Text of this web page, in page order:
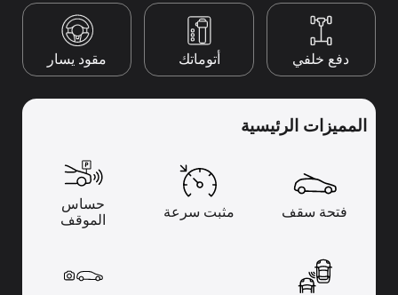
دفع خلفي أتوماتك مقود يسار
المميزات الرئيسية
فتحة سقف مثبت سرعة
حساس
الموقف